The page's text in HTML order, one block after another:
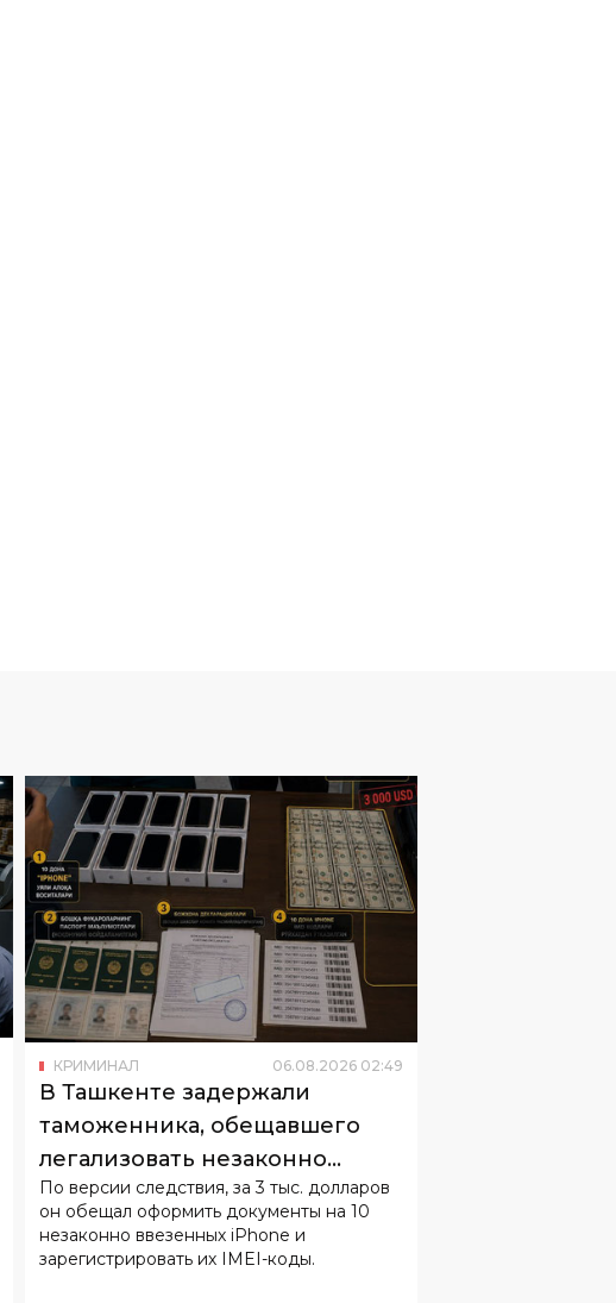
КРИМИНАЛ 06.08.2026 02:49
В Ташкенте задержали
таможенника, обещавшего
легализовать незаконно
ввезенные iPhone
По версии следствия, за 3 тыс. долларов
он обещал оформить документы на 10
незаконно ввезенных iPhone и
зарегистрировать их IMEI-коды.